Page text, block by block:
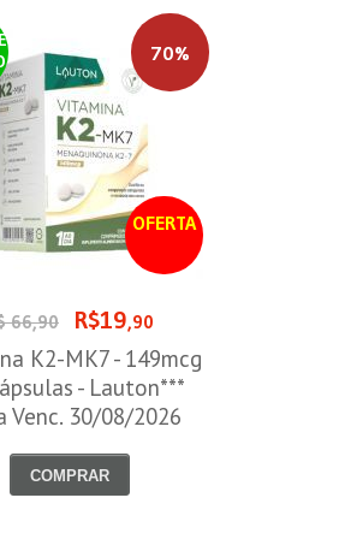
OFERTA
70%
66,90 R$19,90
K2-MK7 - 149mcg
- Lauton***
Venc. 30/08/2026
COMPRAR